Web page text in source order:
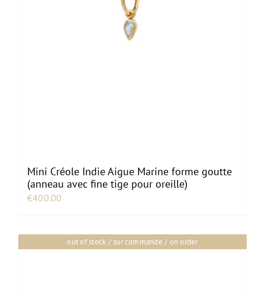
Mini Créole Indie Aigue Marine forme goutte
(anneau avec fine tige pour oreille)
€400.00
out of stock / sur commande / on order